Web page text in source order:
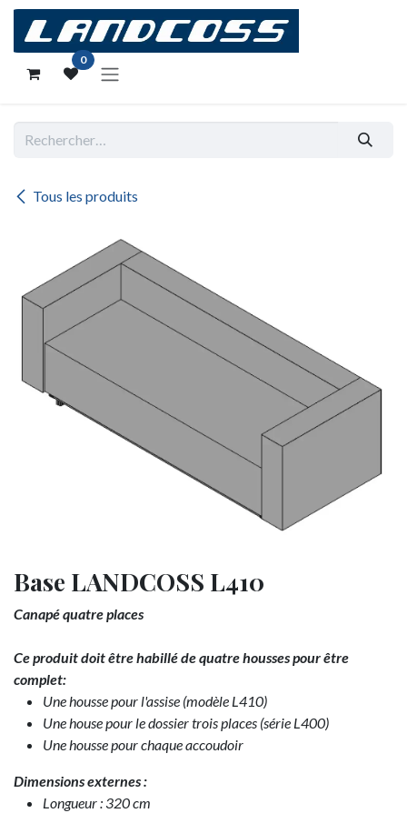
Se rendre au contenu
0
Tous les produits
Base LANDCOSS L410
Canapé quatre places
Ce produit doit être habillé de quatre housses pour être
complet:
Une housse pour l'assise (modèle L410)
Une house pour le dossier trois places (série L400)
Une housse pour chaque accoudoir
Dimensions externes :
Longueur : 320 cm